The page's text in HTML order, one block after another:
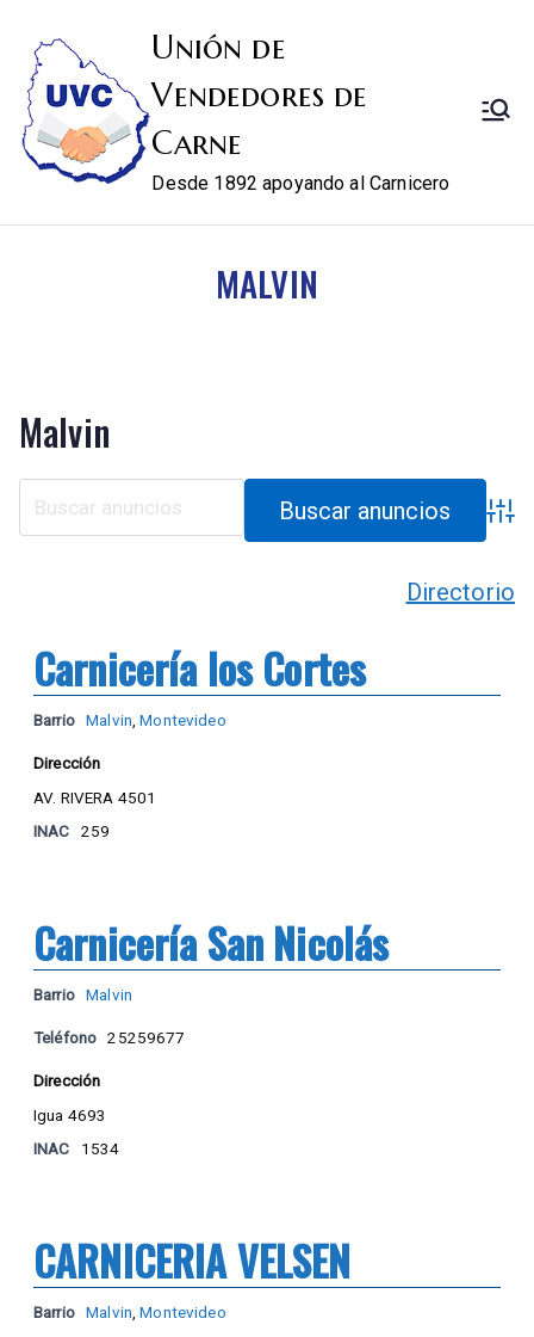
Unión de
Vendedores de
Carne
Desde 1892 apoyando al Carnicero
MALVIN
Malvin
Directorio
Carnicería los Cortes
Barrio Malvin ,Montevideo
Dirección
AV. RIVERA 4501
INAC
259
Carnicería San Nicolás
Barrio Malvin
Teléfono 25259677
Dirección
Igua 4693
INAC
1534
CARNICERIA VELSEN
Barrio Malvin ,Montevideo